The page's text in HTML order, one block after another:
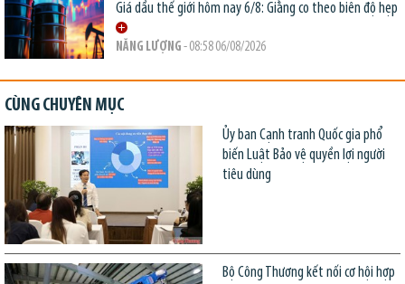
Giá dầu thế giới hôm nay 6/8: Giằng co theo biên độ hẹp
NĂNG LƯỢNG - 08:58 06/08/2026
CÙNG CHUYÊN MỤC
Ủy ban Cạnh tranh Quốc gia phổ
biến Luật Bảo vệ quyền lợi người
tiêu dùng
Bộ Công Thương kết nối cơ hội hợp